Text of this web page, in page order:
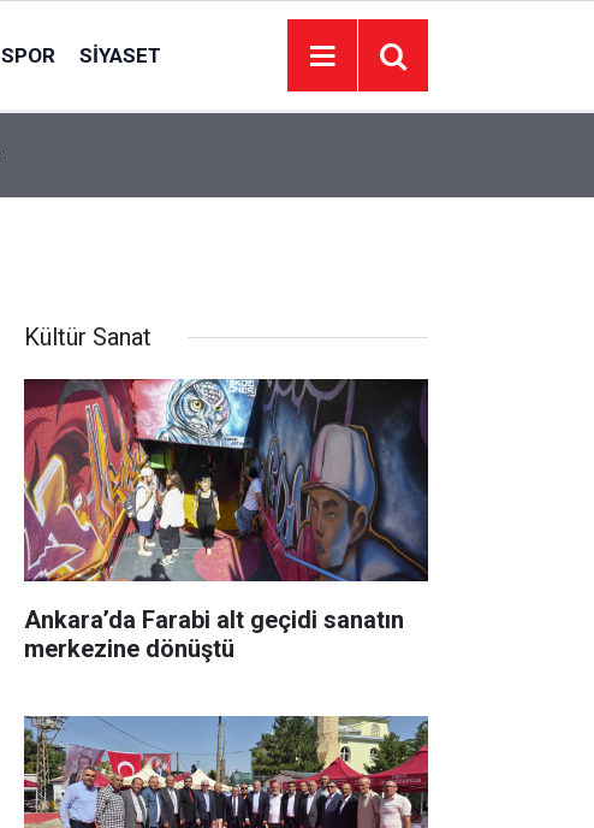
SPOR SIYASET
Kültür Sanat
Ankara’da Farabi alt geçidi sanatın
merkezine dönüştü